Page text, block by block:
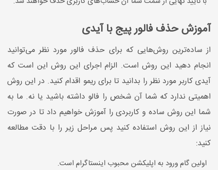
آموزش حذف فالور پیج با آیدی
از ساده‌ترین روش‌هایی که برای حذف فالور مورد نظر می‌توانید
انجام دهید این روش است. الزام اجرای این روش این است که
آیدی کاربر مورد نظر را بدانید تا برای ریمو اقدام کنید. در این روش
اهمیتی ندارد که شما آن شخص را فالو داشته باشید یا نه. ما به
شما این روش ساده و کاربردی را آموزش خواهیم داد تا در صورت
نیاز از این روش استفاده کنید پس مراحل زیر را با دقت مطالعه
کنید:
اولین گام ورود به اپلیکشن محبوب اینستاگرام است.